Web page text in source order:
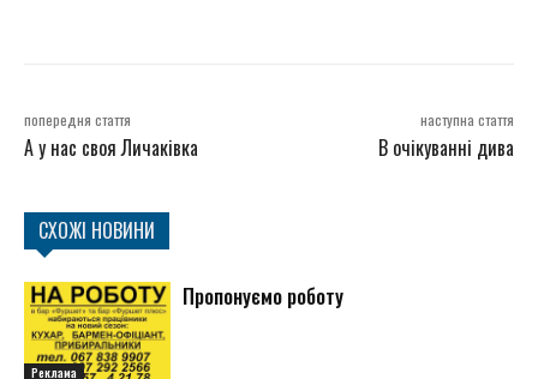
попередня стаття
А у нас своя Личаківка
наступна стаття
В очікуванні дива
СХОЖІ НОВИНИ
Реклама
Пропонуємо роботу